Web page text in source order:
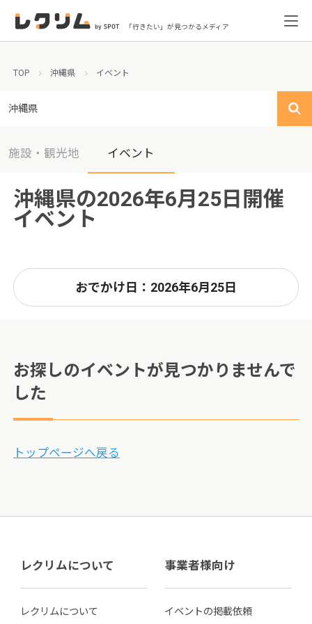
「行きたい」が見つかるメディア
TOP 沖縄県 イベント
沖縄県
施設・観光地 イベント
沖縄県の2026年6月25日開催
イベント
おでかけ日：2026年6月25日
お探しのイベントが見つかりませんで
した
トップページへ戻る
レクリムについて
レクリムについて
事業者様向け
イベントの掲載依頼